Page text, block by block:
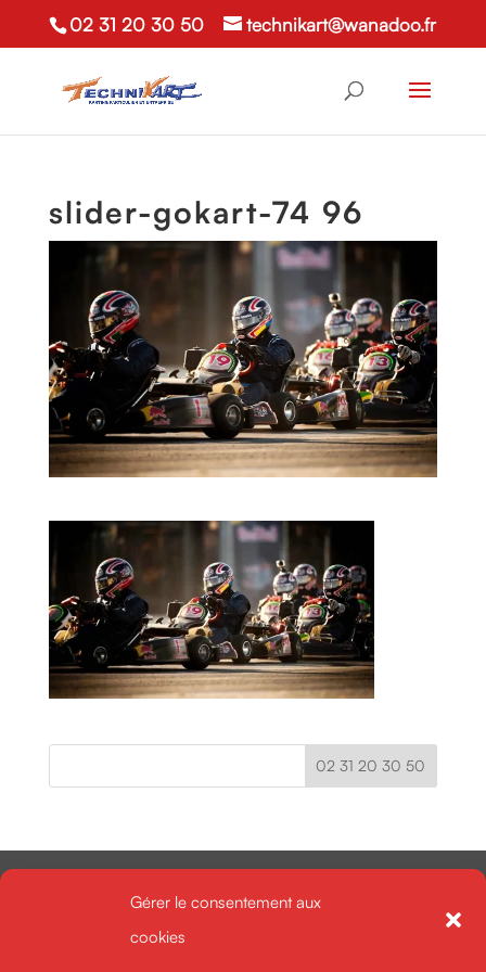
Gérer le consentement aux
cookies
02 31 20 30 50 technikart@wanadoo.fr
slider-gokart-74 96
02 31 20 30 50